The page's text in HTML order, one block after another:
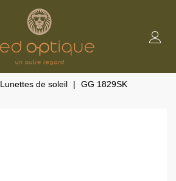
Lunettes de soleil | GG 1829SK